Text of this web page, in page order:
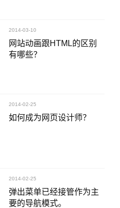
2014-03-10
网站动画跟HTML的区别
有哪些？
2014-02-25
如何成为网页设计师？
2014-02-25
弹出菜单已经接管作为主
要的导航模式。